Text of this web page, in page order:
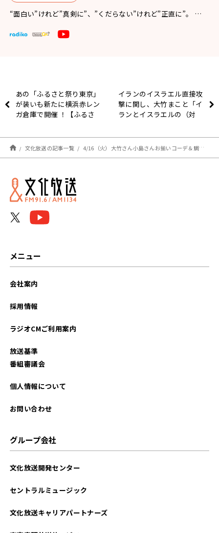
“面白い”けれど”真剣に”、”くだらない”けれど”正直に”。 …
あの「ふるさと祭り東京」
が装いも新たに横浜赤レン
ガ倉庫で開催 ！【ふるさ
月１日（土）・2日（日）
イランのイスラエル直接攻
撃に関し、大竹まこと「イ
ランとイスラエルの（対
い」
文化放送の記事一覧 4/16（火）大竹さん小島さんお揃いコーデ＆鯛焼きの養殖と天然の違い！？
メニュー
会社案内
採用情報
ラジオCMご利用案内
放送基準
番組審議会
個人情報について
お問い合わせ
グループ会社
文化放送開発センター
セントラルミュージック
文化放送キャリアパートナーズ